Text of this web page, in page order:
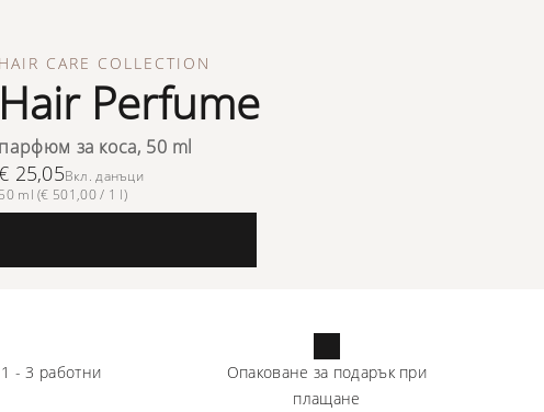
HAIR CARE COLLECTION
Hair Perfume
парфюм за коса, 50 ml
25,05Вкл. данъци
50 ml (€ 501,00 / 1 l)
1 - 3 работни
Опаковане за подарък при
плащане